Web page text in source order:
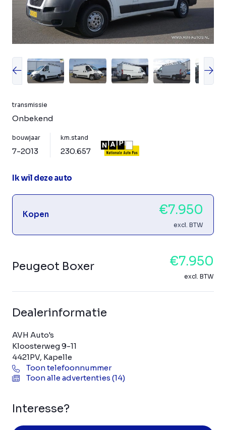
transmissie
Onbekend
bouwjaar
7-2013
km.stand
230.657
Ik wil deze auto
Kopen €7.950
excl. BTW
Peugeot Boxer €7.950
excl. BTW
Dealerinformatie
AVH Auto's
Kloosterweg 9-11
4421PV, Kapelle
Toon telefoonnummer
Toon alle advertenties (14)
Interesse?